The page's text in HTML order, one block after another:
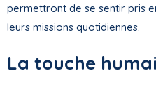
permettront de se sentir pris
leurs missions quotidiennes.
La touche